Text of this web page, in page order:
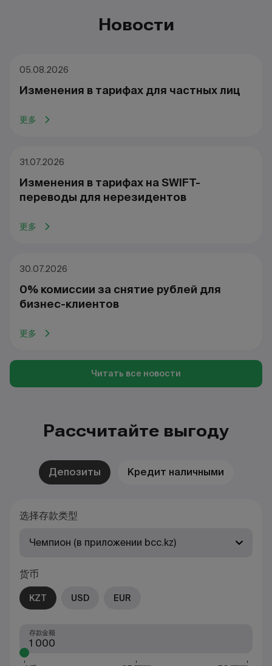
Новости
05.08.2026
Изменения в тарифах для частных лиц
更多
31.07.2026
Изменения в тарифах на SWIFT-
переводы для нерезидентов
更多
30.07.2026
0% комиссии за снятие рублей для
бизнес-клиентов
更多
Читать все новости
Рассчитайте выгоду
Депозиты Кредит наличными
选择存款类型
Чемпион (в приложении bcc.kz)
货币
KZT USD EUR
存款金额